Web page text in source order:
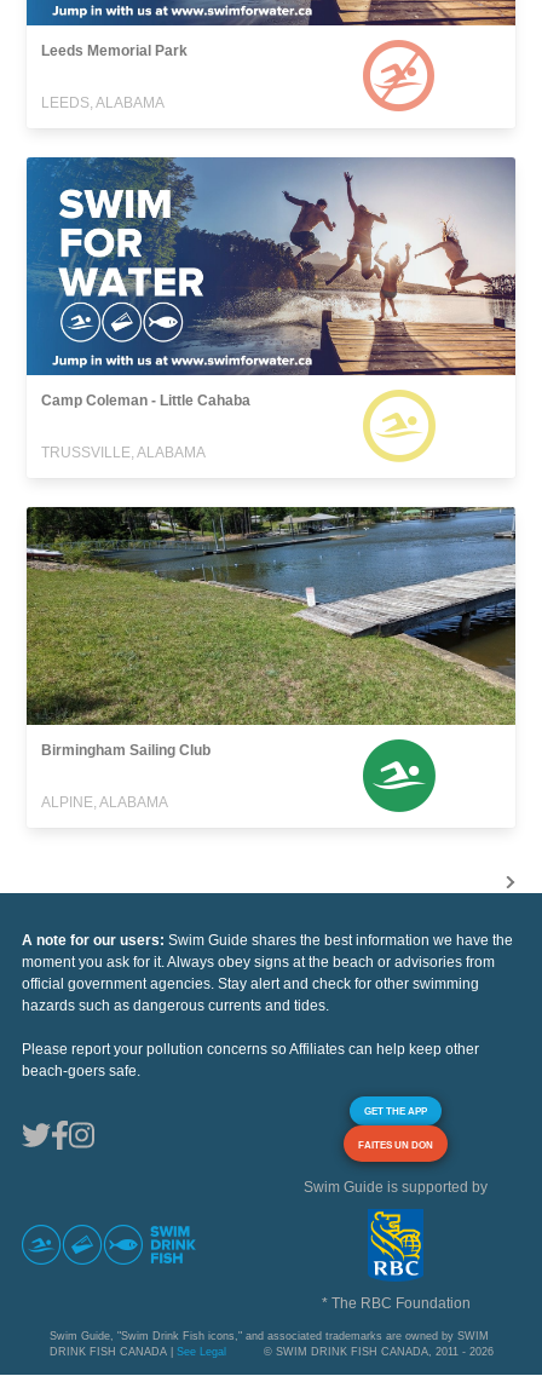
Leeds Memorial Park
LEEDS, ALABAMA
Camp Coleman - Little Cahaba
TRUSSVILLE, ALABAMA
Birmingham Sailing Club
ALPINE, ALABAMA
A note for our users: Swim Guide shares the best information we have the
moment you ask for it. Always obey signs at the beach or advisories from
official government agencies. Stay alert and check for other swimming
hazards such as dangerous currents and tides.
Please report your pollution concerns so Affiliates can help keep other
beach-goers safe.
GET THE APP
FAITES UN DON
Swim Guide is supported by
* The RBC Foundation
Swim Guide, "Swim Drink Fish icons," and associated trademarks are owned by SWIM
DRINK FISH CANADA | See Legal © SWIM DRINK FISH CANADA, 2011 - 2026